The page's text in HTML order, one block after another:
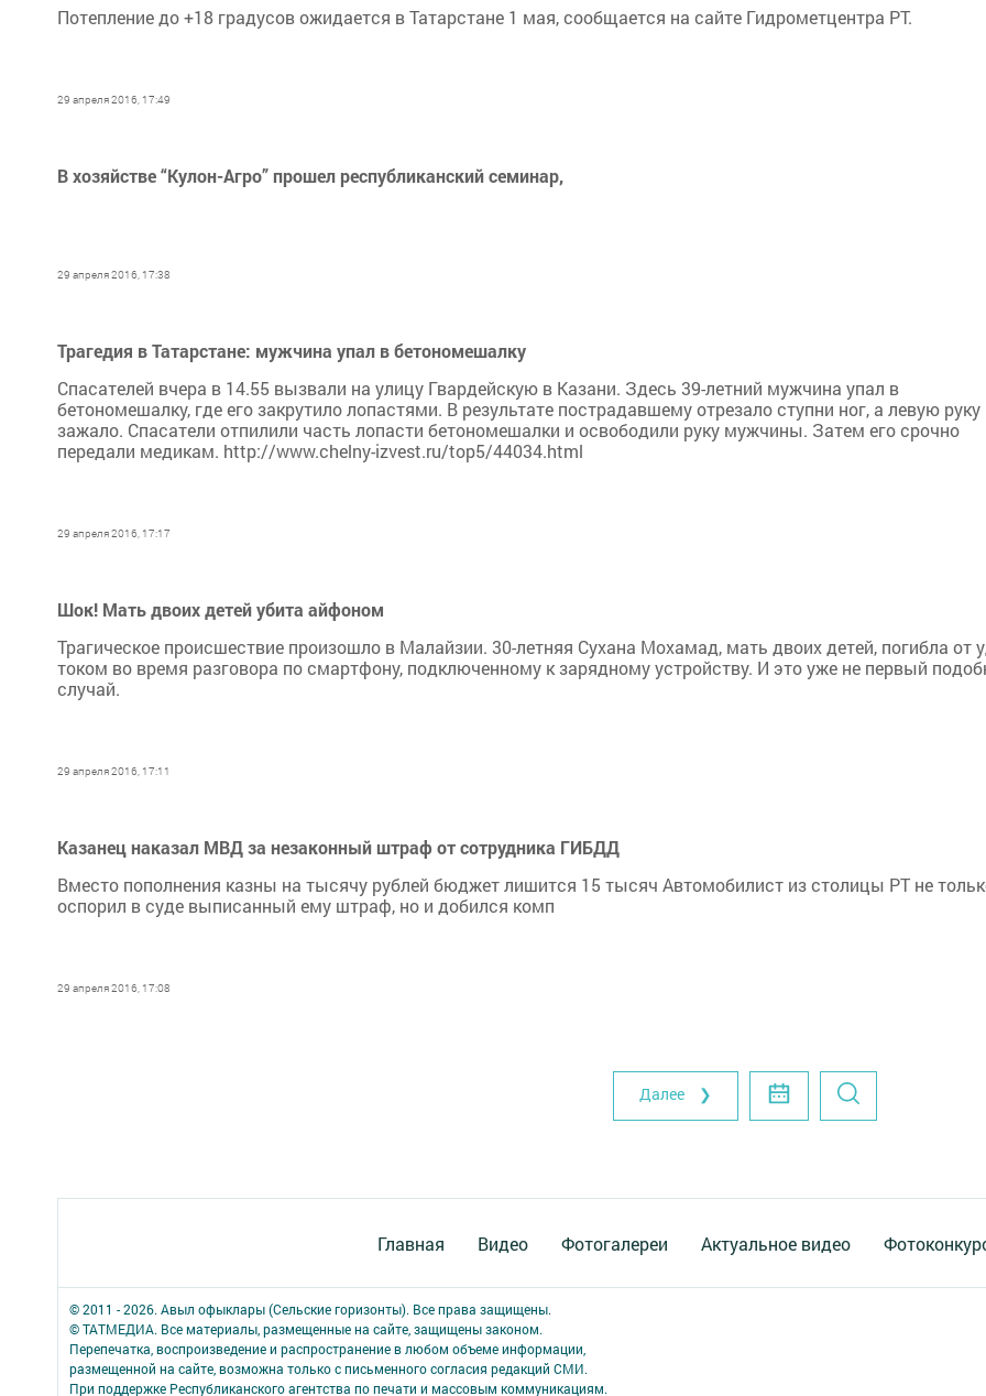
Потепление до +18 градусов ожидается в Татарстане 1 мая, сообщается на сайте Гидрометцентра РТ.
29 апреля 2016, 17:49
В хозяйстве “Кулон-Агро” прошел республиканский семинар,
29 апреля 2016, 17:38
Трагедия в Татарстане: мужчина упал в бетономешалку
Спасателей вчера в 14.55 вызвали на улицу Гвардейскую в Казани. Здесь 39-летний мужчина упал в
бетономешалку, где его закрутило лопастями. В результате пострадавшему отрезало ступни ног, а левую руку
зажало. Спасатели отпилили часть лопасти бетономешалки и освободили руку мужчины. Затем его срочно
передали медикам. http://www.chelny-izvest.ru/top5/44034.html
29 апреля 2016, 17:17
Шок! Мать двоих детей убита айфоном
Трагическое происшествие произошло в Малайзии. 30-летняя Сухана Мохамад, мать двоих детей, погибла от
током во время разговора по смартфону, подключенному к зарядному устройству. И это уже не первый
случай.
29 апреля 2016, 17:11
Казанец наказал МВД за незаконный штраф от сотрудника ГИБДД
Вместо пополнения казны на тысячу рублей бюджет лишится 15 тысяч Автомобилист из столицы РТ не
оспорил в суде выписанный ему штраф, но и добился комп
29 апреля 2016, 17:08
Далее ❯
Главная Видео Фотогалереи Актуальное видео
© 2011 - 2026. Авыл офыклары (Сельские горизонты). Все права защищены.
© ТАТМЕДИА. Все материалы, размещенные на сайте, защищены законом.
Перепечатка, воспроизведение и распространение в любом объеме информации,
размещенной на сайте, возможна только с письменного согласия редакций СМИ.
При поддержке Республиканского агентства по печати и массовым коммуникациям.